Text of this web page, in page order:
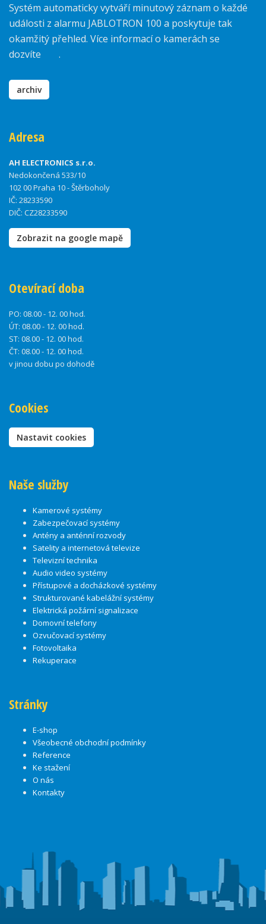
Systém automaticky vytváří minutový záznam o každé
události z alarmu JABLOTRON 100 a poskytuje tak
okamžitý přehled. Více informací o kamerách se
dozvíte
.
archiv
Adresa
AH ELECTRONICS s.r.o.
Nedokončená 533/10
102 00 Praha 10 - Štěrboholy
IČ: 28233590
DIČ: CZ28233590
Zobrazit na google mapě
Otevírací doba
PO: 08.00 - 12. 00 hod.
ÚT: 08.00 - 12. 00 hod.
ST: 08.00 - 12. 00 hod.
ČT: 08.00 - 12. 00 hod.
v jinou dobu po dohodě
Cookies
Nastavit cookies
Naše služby
Kamerové systémy
Zabezpečovací systémy
Antény a anténní rozvody
Satelity a internetová televize
Televizní technika
Audio video systémy
Přístupové a docházkové systémy
Strukturované kabelážní systémy
Elektrická požární signalizace
Domovní telefony
Ozvučovací systémy
Fotovoltaika
Rekuperace
Stránky
E-shop
Všeobecné obchodní podmínky
Reference
Ke stažení
O nás
Kontakty